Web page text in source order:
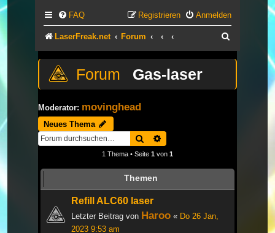
FAQ Anmelden
Registrieren
LaserFreak.net Forum
Gas-laser
Moderator: movinghead
Neues Thema
Suche
1 Thema • Seite 1 von 1
Themen
Refill ALC60 laser
Letzter Beitrag von Haroo « Do 26 Jan,
2023 9:53 am